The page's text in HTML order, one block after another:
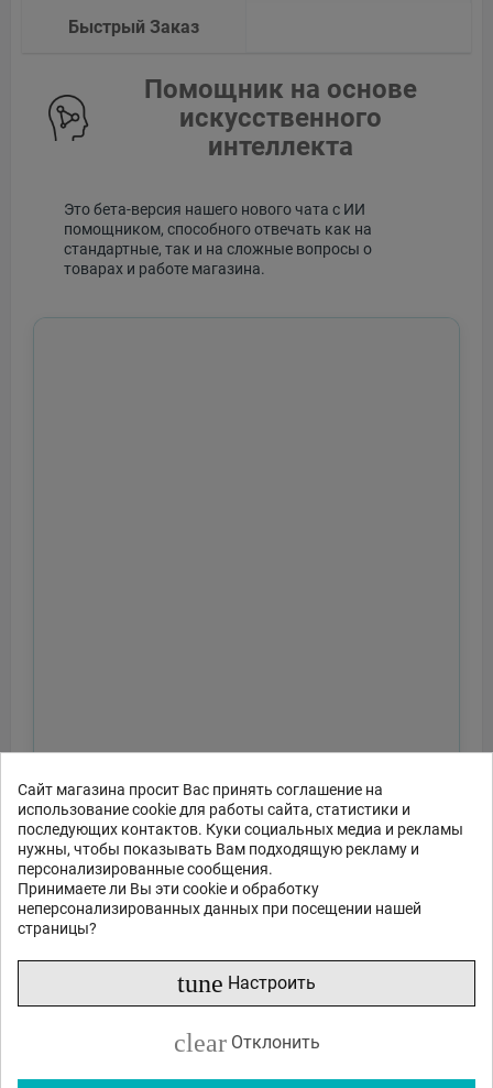
Сайт магазина просит Вас принять соглашение на
использование cookie для работы сайта, статистики и
последующих контактов. Куки социальных медиа и рекламы
нужны, чтобы показывать Вам подходящую рекламу и
персонализированные сообщения.
Принимаете ли Вы эти cookie и обработку
неперсонализированных данных при посещении нашей
страницы?
tune Настроить
clear Отклонить
Быстрый Заказ
Помощник на основе
искусственного
интеллекта
Это бета-версия нашего нового чата с ИИ
помощником, способного отвечать как на
стандартные, так и на сложные вопросы о
товарах и работе магазина.